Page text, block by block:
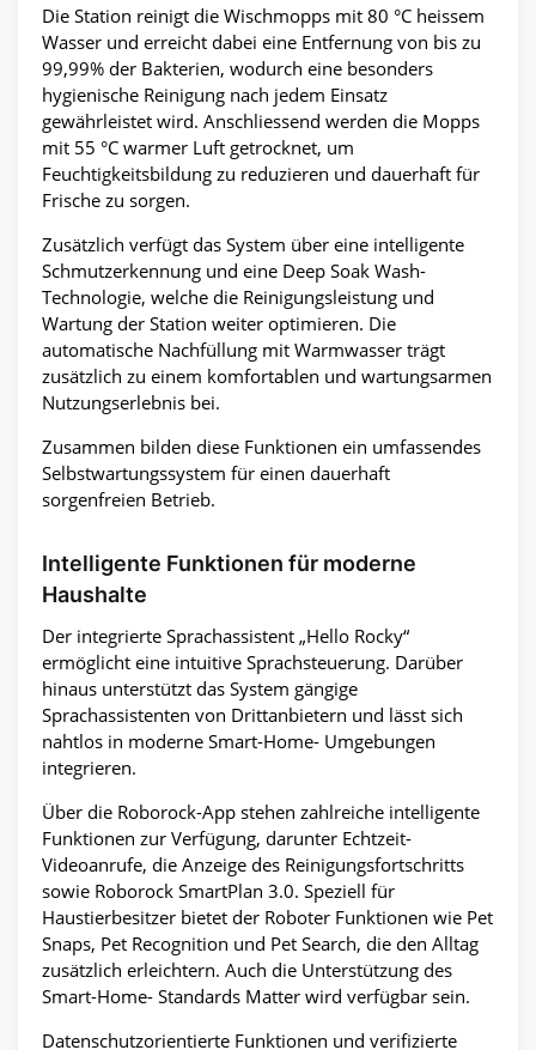
Die Station reinigt die Wischmopps mit 80 °C heissem
Wasser und erreicht dabei eine Entfernung von bis zu
99,99% der Bakterien, wodurch eine besonders
hygienische Reinigung nach jedem Einsatz
gewährleistet wird. Anschliessend werden die Mopps
mit 55 °C warmer Luft getrocknet, um
Feuchtigkeitsbildung zu reduzieren und dauerhaft für
Frische zu sorgen.
Zusätzlich verfügt das System über eine intelligente
Schmutzerkennung und eine Deep Soak Wash-
Technologie, welche die Reinigungsleistung und
Wartung der Station weiter optimieren. Die
automatische Nachfüllung mit Warmwasser trägt
zusätzlich zu einem komfortablen und wartungsarmen
Nutzungserlebnis bei.
Zusammen bilden diese Funktionen ein umfassendes
Selbstwartungssystem für einen dauerhaft
sorgenfreien Betrieb.
Intelligente Funktionen für moderne
Haushalte
Der integrierte Sprachassistent „Hello Rocky“
ermöglicht eine intuitive Sprachsteuerung. Darüber
hinaus unterstützt das System gängige
Sprachassistenten von Drittanbietern und lässt sich
nahtlos in moderne Smart-Home- Umgebungen
integrieren.
Über die Roborock-App stehen zahlreiche intelligente
Funktionen zur Verfügung, darunter Echtzeit-
Videoanrufe, die Anzeige des Reinigungsfortschritts
sowie Roborock SmartPlan 3.0. Speziell für
Haustierbesitzer bietet der Roboter Funktionen wie Pet
Snaps, Pet Recognition und Pet Search, die den Alltag
zusätzlich erleichtern. Auch die Unterstützung des
Smart-Home- Standards Matter wird verfügbar sein.
Datenschutzorientierte Funktionen und verifizierte